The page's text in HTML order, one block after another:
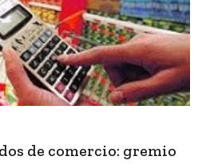
de comercio: gremio